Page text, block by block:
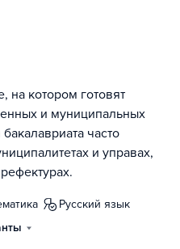
на котором готовят
и муниципальных
часто
и управах,
русский язык